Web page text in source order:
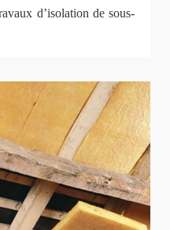
d’isolation de sous-